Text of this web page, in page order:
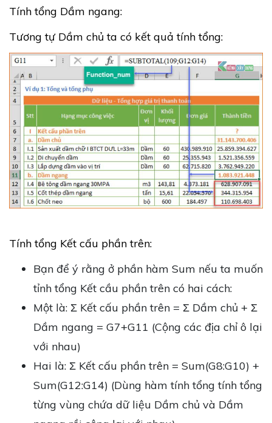
Tính tổng Dầm ngang:
Tương tự Dầm chủ ta có kết quả tính tổng:
Tính tổng Kết cấu phần trên:
Bạn để ý rằng ở phần hàm Sum nếu ta muốn
tỉnh tổng Kết cầu phần trên có hai cách:
Một là: Ʃ Kết cấu phần trên = Ʃ Dầm chủ + Ʃ
Dầm ngang = G7+G11 (Cộng các địa chỉ ô lại
với nhau)
Hai là: Ʃ Kết cấu phần trên = Sum(G8:G10) +
Sum(G12:G14) (Dùng hàm tính tổng tính tổng
từng vùng chứa dữ liệu Dầm chủ và Dầm